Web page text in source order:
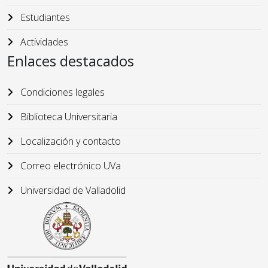
Estudiantes
Actividades
Enlaces destacados
Condiciones legales
Biblioteca Universitaria
Localización y contacto
Correo electrónico UVa
Universidad de Valladolid